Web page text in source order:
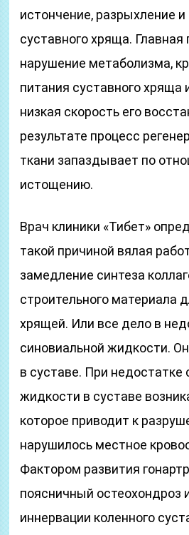
истончение, разрыхление
суставного хряща. Главная
нарушение метаболизма,
питания суставного хряща
низкая скорость его
результате процесс
ткани запаздывает по
истощению.
Врач клиники «Тибет»
такой причиной вялая
замедление синтеза
строительного материала
хрящей. Или все дело в
синовиальной жидкости.
в суставе. При недостатке
жидкости в суставе
которое приводит к
нарушилось местное
Фактором развития
поясничный остеохондроз
иннервации коленного